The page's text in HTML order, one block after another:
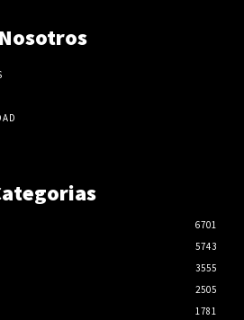
Nosotros
6701
5743
3555
2505
1781